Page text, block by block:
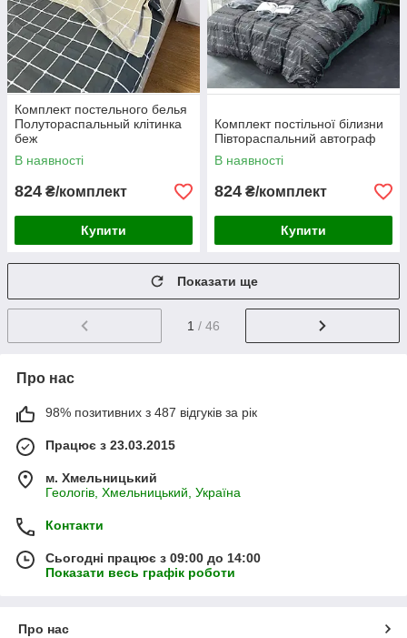
Комплект постельного белья
Полутораспальный клітинка
беж
В наявності
824 ₴/комплект
Купити
Комплект постільної білизни
Півтораспальний автограф
В наявності
824 ₴/комплект
Купити
Показати ще
1 / 46
Про нас
98% позитивних з 487 відгуків за рік
Працює з 23.03.2015
м. Хмельницький
Геологів, Хмельницький, Україна
Контакти
Сьогодні працює з 09:00 до 14:00
Показати весь графік роботи
Про нас